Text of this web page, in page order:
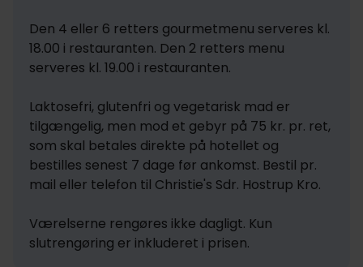
Den 4 eller 6 retters gourmetmenu serveres kl.
18.00 i restauranten. Den 2 retters menu
serveres kl. 19.00 i restauranten.
Laktosefri, glutenfri og vegetarisk mad er
tilgængelig, men mod et gebyr på 75 kr. pr. ret,
som skal betales direkte på hotellet og
bestilles senest 7 dage før ankomst. Bestil pr.
mail eller telefon til Christie's Sdr. Hostrup Kro.
Værelserne rengøres ikke dagligt. Kun
slutrengøring er inkluderet i prisen.